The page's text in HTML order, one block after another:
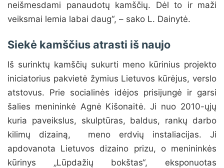
neišmesdami panaudotų kamščių. Dėl to ir maži
veiksmai lemia labai daug“, – sako L. Dainytė.
Siekė kamščius atrasti iš naujo
Iš surinktų kamščių sukurti meno kūrinius projekto
iniciatorius pakvietė žymius Lietuvos kūrėjus, verslo
atstovus. Prie socialinės idėjos prisijungė ir garsi
šalies menininkė Agnė Kišonaitė. Ji nuo 2010-ųjų
kuria paveikslus, skulptūras, baldus, rankų darbo
kilimų dizainą, meno erdvių instaliacijas. Ji
apdovanota Lietuvos dizaino prizu, o menininkės
kūrinys „Lūpdažių bokštas“, eksponuotas